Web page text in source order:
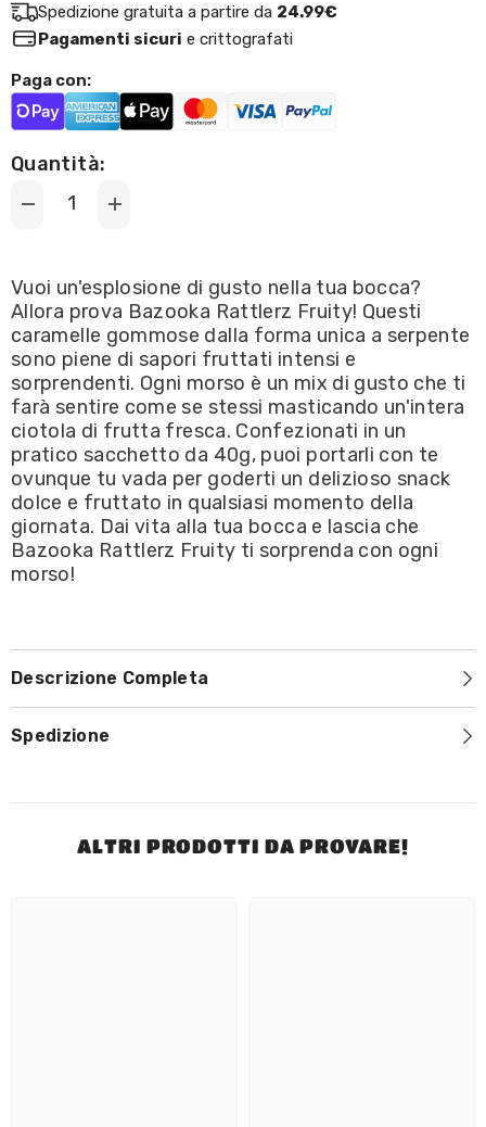
Spedizione gratuita a partire da 24.99€
Pagamenti sicuri e crittografati
Paga con:
Quantità:
Decrease
Rattlerz
Fruity
Increase
-
Rattlerz
Fruity
Vuoi un'esplosione di gusto nella tua bocca?
Allora prova Bazooka Rattlerz Fruity! Questi
caramelle gommose dalla forma unica a serpente
sono piene di sapori fruttati intensi e
sorprendenti. Ogni morso è un mix di gusto che ti
farà sentire come se stessi masticando un'intera
ciotola di frutta fresca. Confezionati in un
pratico sacchetto da 40g, puoi portarli con te
ovunque tu vada per goderti un delizioso snack
dolce e fruttato in qualsiasi momento della
giornata. Dai vita alla tua bocca e lascia che
Bazooka Rattlerz Fruity ti sorprenda con ogni
morso!
Descrizione Completa
Spedizione
ALTRI PRODOTTI DA PROVARE!